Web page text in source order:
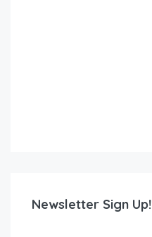
Newsletter Sign Up!